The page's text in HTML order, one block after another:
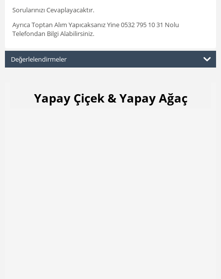
Sorularınızı Cevaplayacaktır.
Ayrıca Toptan Alım Yapıcaksanız Yine 0532 795 10 31 Nolu
Telefondan Bilgi Alabilirsiniz.
Değerlelendirmeler
Yapay Çiçek & Yapay Ağaç